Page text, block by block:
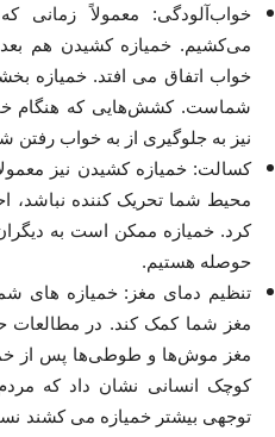
خواب‌آلودگی: معمولاً زمانی
می‌کشیم. خمیازه کشیدن هم
خواب اتفاق می افتد. خمیازه
شماست. کشش‌هایی که هنگام
نیز به جلوگیری از به خواب
کسالت: خمیازه کشیدن نیز
محیط شما تحریک کننده نباشد،
کرد. خمیازه ممکن است به
حوصله هستیم.
تنظیم دمای مغز: خمیازه های
مغز شما کمک کند. در مطالعات
مغز موش‌ها و طوطی‌ها پس از
کوچک انسانی نشان داد که
توجهی بیشتر خمیازه می کشند